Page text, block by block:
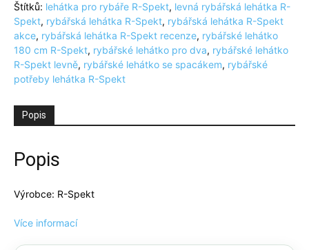
Štítků: lehátka pro rybáře R-Spekt, levná rybářská lehátka R-
Spekt, rybářská lehátka R-Spekt, rybářská lehátka R-Spekt
akce, rybářská lehátka R-Spekt recenze, rybářské lehátko
180 cm R-Spekt, rybářské lehátko pro dva, rybářské lehátko
R-Spekt levně, rybářské lehátko se spacákem, rybářské
potřeby lehátka R-Spekt
Popis
Popis
Výrobce: R-Spekt
Více informací